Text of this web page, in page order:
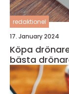
redaktionel
17. January 2024
Köpa
bästa